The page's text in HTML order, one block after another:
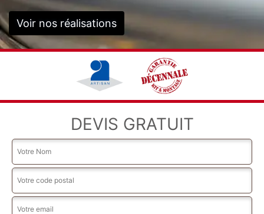
Voir nos réalisations
DEVIS GRATUIT